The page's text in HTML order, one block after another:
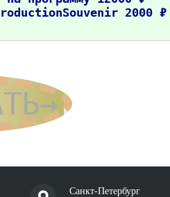
2000 ₽
Санкт-Петербург